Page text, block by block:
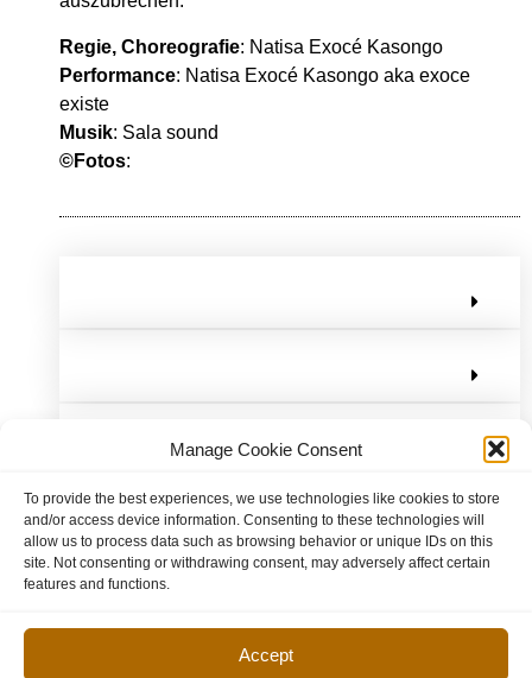
Manage Cookie Consent
To provide the best experiences, we use technologies like cookies to store
and/or access device information. Consenting to these technologies will
allow us to process data such as browsing behavior or unique IDs on this
site. Not consenting or withdrawing consent, may adversely affect certain
features and functions.
Accept
Regie, Choreografie: Natisa Exocé Kasongo
Performance: Natisa Exocé Kasongo aka exoce
existe
Musik: Sala sound
©Fotos: